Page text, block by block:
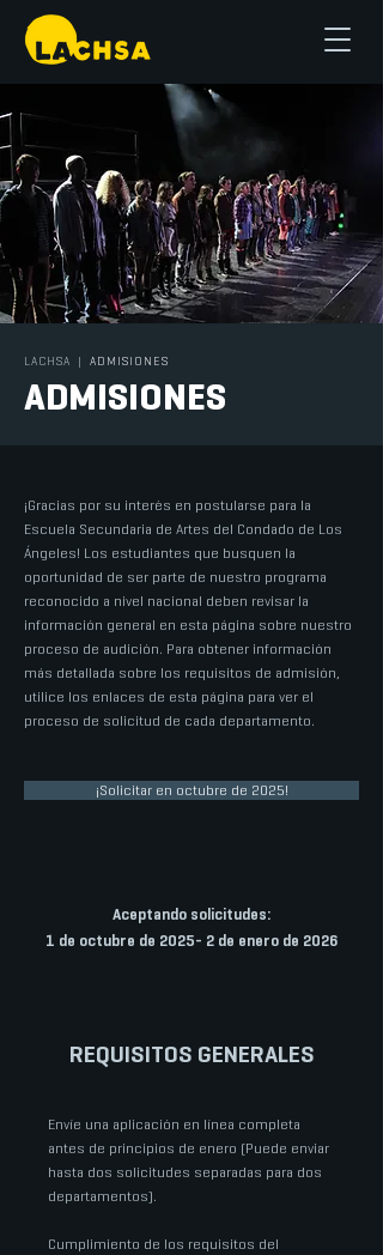
LACHSA | ADMISIONES
ADMISIONES
¡Gracias por su interés en postularse para la
Escuela Secundaria de Artes del Condado de Los
Ángeles! Los estudiantes que busquen la
oportunidad de ser parte de nuestro programa
reconocido a nivel nacional deben revisar la
información general en esta página sobre nuestro
proceso de audición. Para obtener información
más detallada sobre los requisitos de admisión,
utilice los enlaces de esta página para ver el
proceso de solicitud de cada departamento.
¡Solicitar en octubre de 2025!
Aceptando solicitudes:
1 de octubre de 2025- 2 de enero de 2026
REQUISITOS GENERALES
Envíe una aplicación en línea completa
antes de principios de enero​​​ (Puede enviar
hasta dos solicitudes separadas para dos
departamentos).
Cumplimiento de los requisitos del